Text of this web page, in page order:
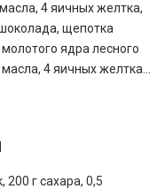
4 яичных желтка,
щепотка
ядра лесного
4 яичных желтка...
200 г сахара, 0,5